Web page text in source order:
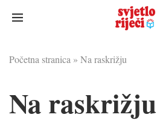
Početna stranica » Na raskrižju
Na raskrižju